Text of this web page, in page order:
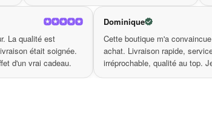
Brigitte L.
Un vrai coup de cœur. La qualité est
exceptionnelle et la livraison était soignée.
L'emballage a fait l'effet d'un vrai cadeau.
Cette
achat.